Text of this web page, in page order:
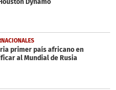
Dynamo
primer país africano en
al Mundial de Rusia